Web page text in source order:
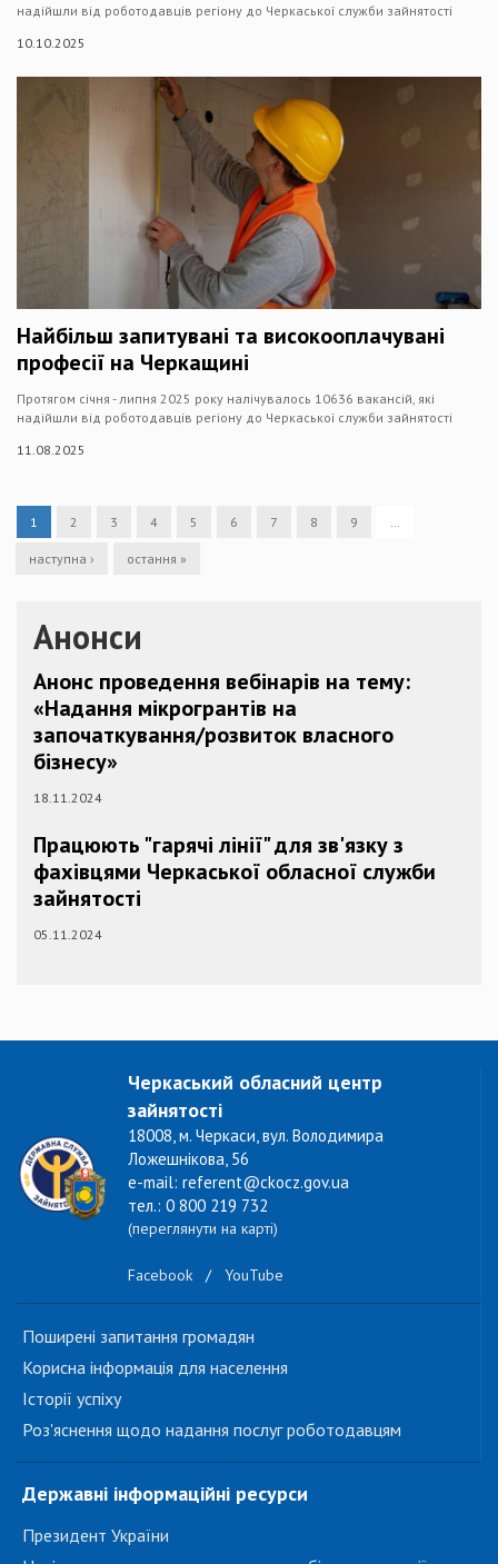
надійшли від роботодавців регіону до Черкаської служби зайнятості
10.10.2025
Найбільш запитувані та високооплачувані
професії на Черкащині
Протягом січня - липня 2025 року налічувалось 10636 вакансій, які
надійшли від роботодавців регіону до Черкаської служби зайнятості
11.08.2025
1 2 3 4 5 6 7 8 9
наступна › остання »
Анонси
Анонс проведення вебінарів на тему:
«Надання мікрогрантів на
започаткування/розвиток власного
бізнесу»
18.11.2024
Працюють "гарячі лінії" для зв'язку з
фахівцями Черкаської обласної служби
зайнятості
05.11.2024
Черкаський обласний центр
зайнятості
18008, м. Черкаси, вул. Володимира
Ложешнікова, 56
e-mail: referent@ckocz.gov.ua
тел.: 0 800 219 732
(переглянути на карті)
Facebook / YouTube
Поширені запитання громадян
Корисна інформація для населення
Історії успіху
Роз'яснення щодо надання послуг роботодавцям
Державні інформаційні ресурси
Президент України